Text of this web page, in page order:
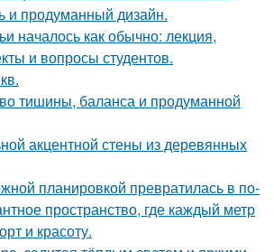
и продуманный дизайн.
началось как обычно: лекция,
и вопросы студентов.
тишины, баланса и продуманной
акцентной стены из деревянных
планировкой превратилась в по-
пространство, где каждый метр
и красоту.